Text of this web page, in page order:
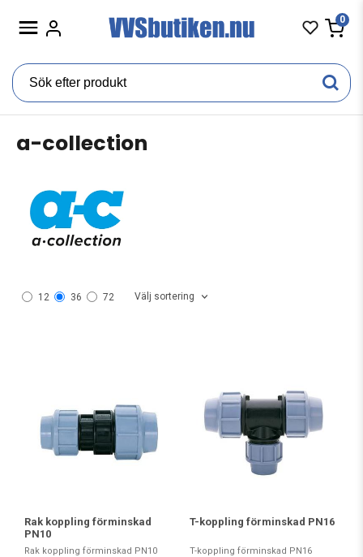
0
a-collection
12 36 72 Välj sortering
Rak koppling förminskad
PN10
Rak koppling förminskad PN10
T-koppling förminskad PN16
T-koppling förminskad PN16